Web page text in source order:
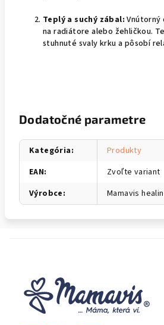
Teplý a suchý zábal:
na radiátore alebo žehličkou.
stuhnuté svaly krku a pôsobí
Dodatočné parametre
Kategória:
Produkty
EAN:
Zvoľte variant
Výrobce: Mamavis